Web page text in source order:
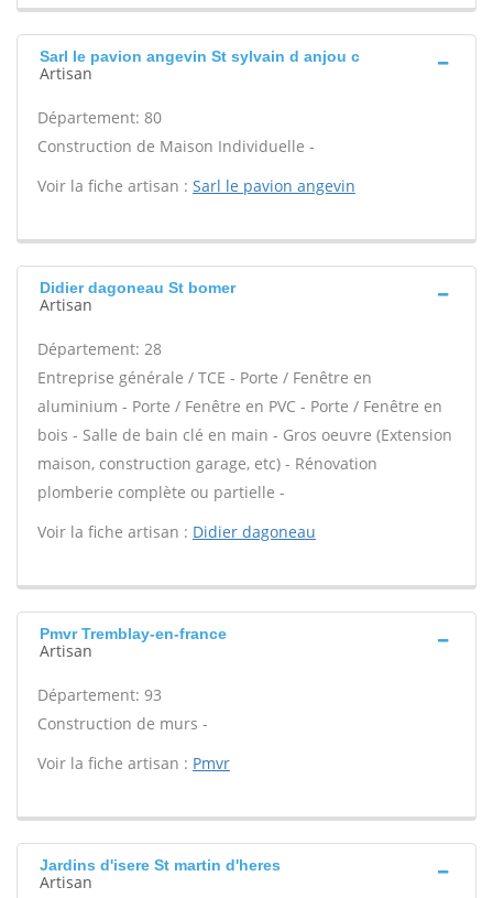
Sarl le pavion angevin St sylvain d anjou c
Artisan
Département: 80
Construction de Maison Individuelle -
Voir la fiche artisan : Sarl le pavion angevin
Didier dagoneau St bomer
Artisan
Département: 28
Entreprise générale / TCE - Porte / Fenêtre en
aluminium - Porte / Fenêtre en PVC - Porte / Fenêtre en
bois - Salle de bain clé en main - Gros oeuvre (Extension
maison, construction garage, etc) - Rénovation
plomberie complète ou partielle -
Voir la fiche artisan : Didier dagoneau
Pmvr Tremblay-en-france
Artisan
Département: 93
Construction de murs -
Voir la fiche artisan : Pmvr
Jardins d'isere St martin d'heres
Artisan